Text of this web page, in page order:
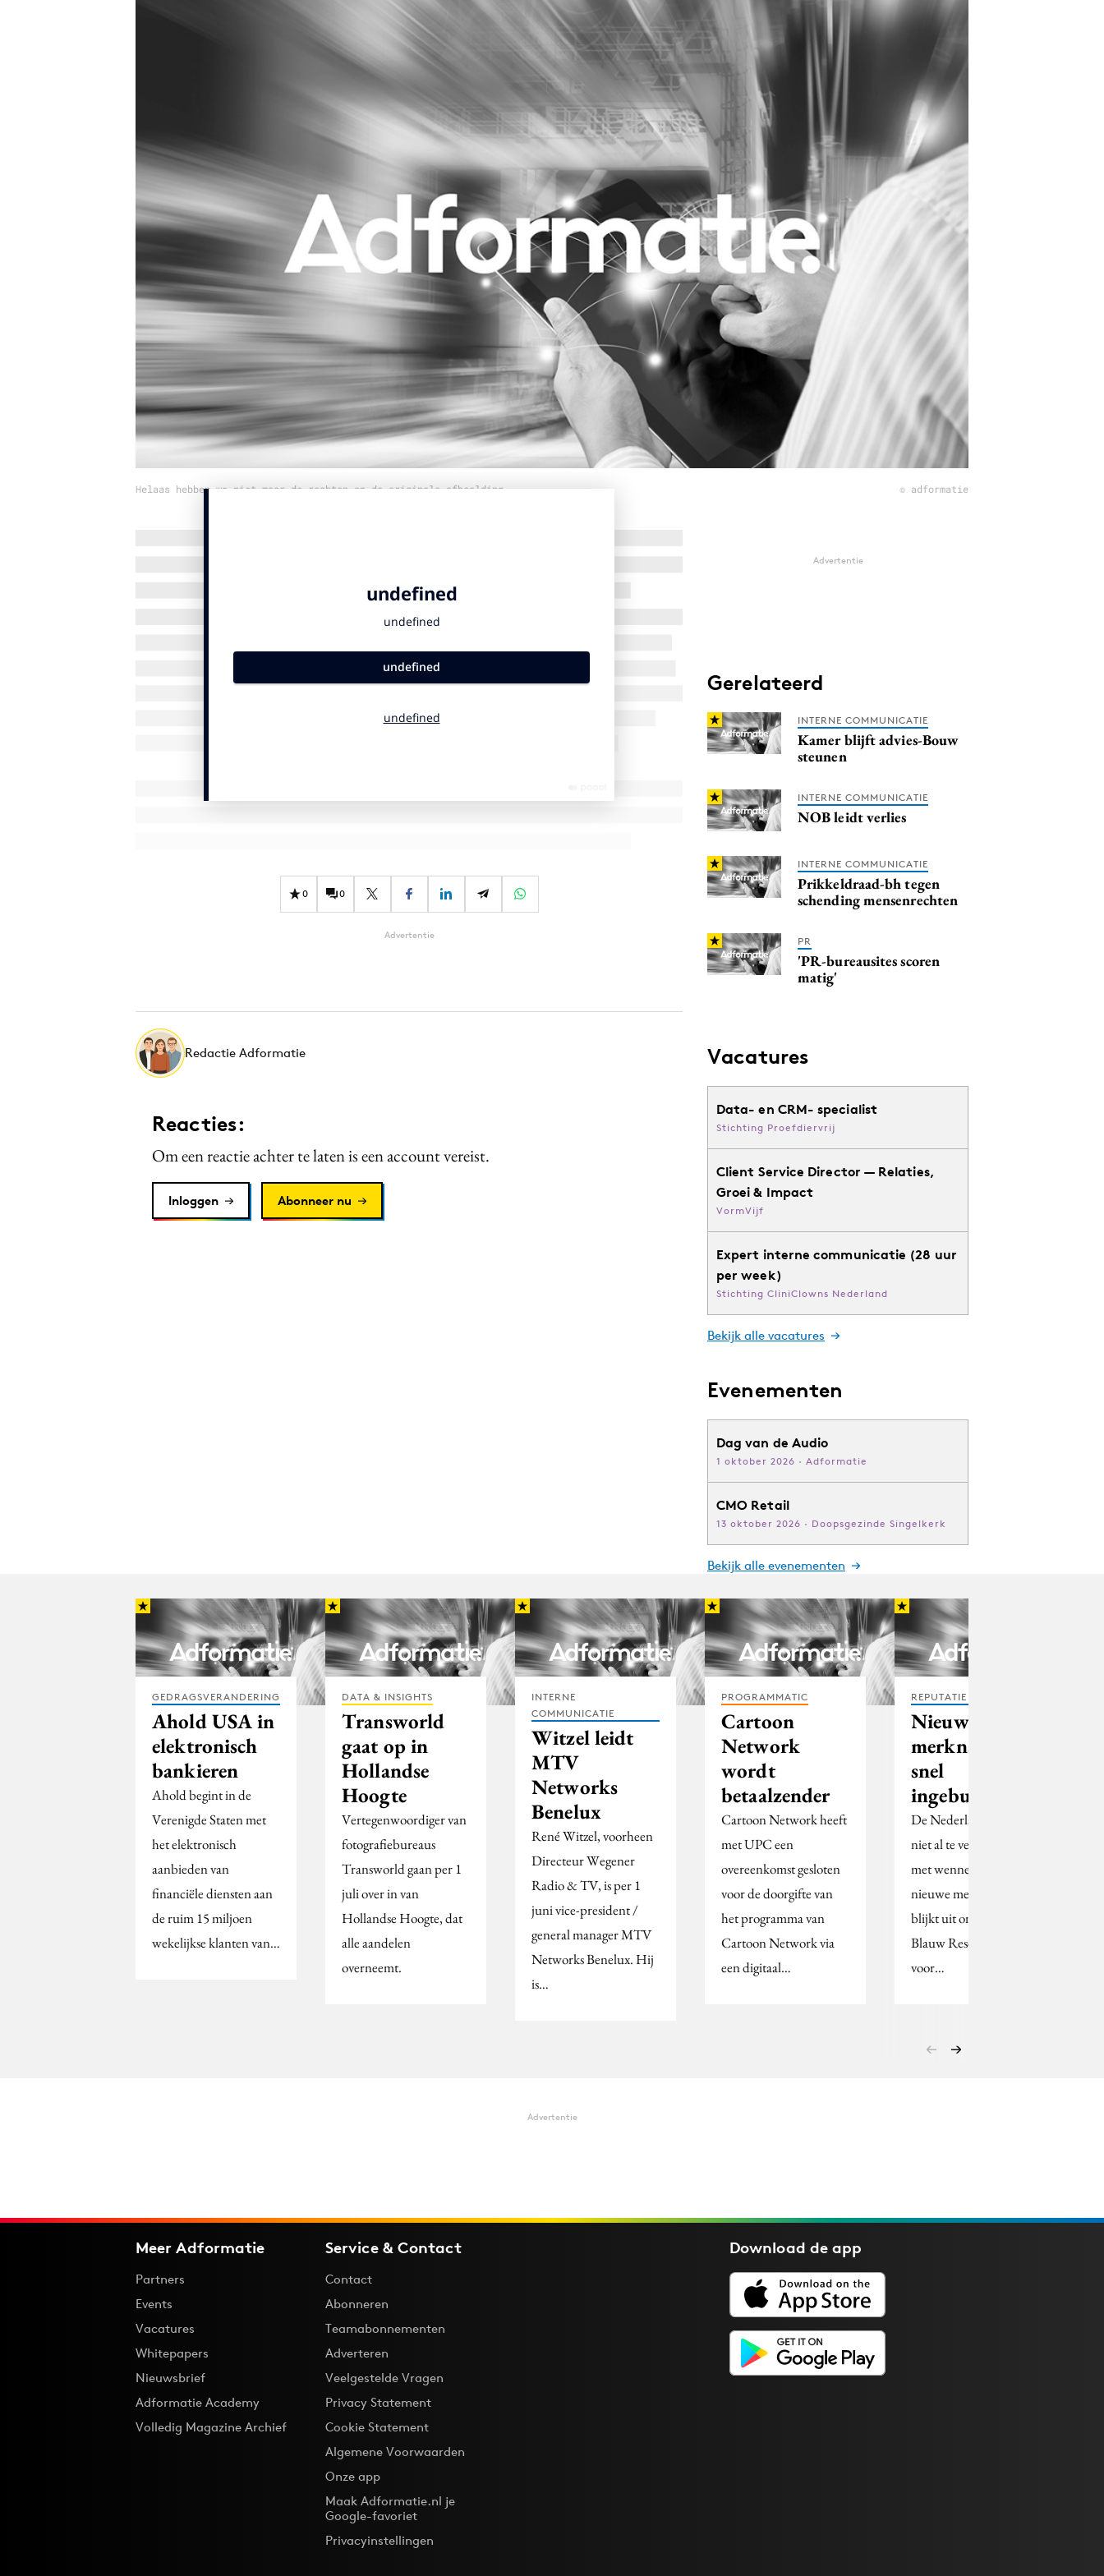
Influencer marketing
Interne communicatie
Purpose Marketing
Reputatie & crisis
Helaas hebben we niet meer de rechten op de originele afbeelding © adformatie
0 0
Advertentie
Redactie Adformatie
Reacties:
Om een reactie achter te laten is een account vereist.
Inloggen Abonneer nu
Advertentie
Gerelateerd
INTERNE COMMUNICATIE
Kamer blijft advies-Bouw
steunen
INTERNE COMMUNICATIE
NOB leidt verlies
INTERNE COMMUNICATIE
Prikkeldraad-bh tegen
schending mensenrechten
PR
'PR-bureausites scoren
matig'
Vacatures
Data- en CRM- specialist
Stichting Proefdiervrij
Client Service Director — Relaties,
Groei & Impact
VormVijf
Expert interne communicatie (28 uur
per week)
Stichting CliniClowns Nederland
Bekijk alle vacatures
Evenementen
Dag van de Audio
1 oktober 2026 · Adformatie
CMO Retail
13 oktober 2026 · Doopsgezinde Singelkerk
Bekijk alle evenementen
GEDRAGSVERANDERING
Ahold USA in
elektronisch
bankieren
Ahold begint in de
Verenigde Staten met
het elektronisch
aanbieden van
financiële diensten aan
de ruim 15 miljoen
wekelijkse klanten van…
DATA & INSIGHTS
Transworld
gaat op in
Hollandse
Hoogte
Vertegenwoordiger van
fotografiebureaus
Transworld gaan per 1
juli over in van
Hollandse Hoogte, dat
alle aandelen
overneemt.
INTERNE
COMMUNICATIE
Witzel leidt
MTV
Networks
Benelux
René Witzel, voorheen
Directeur Wegener
Radio & TV, is per 1
juni vice-president /
general manager MTV
Networks Benelux. Hij
is…
PROGRAMMATIC
Cartoon
Network
wordt
betaalzender
Cartoon Network heeft
met UPC een
overeenkomst gesloten
voor de doorgifte van
het programma van
Cartoon Network via
een digitaal…
REPUTATIE & CRISIS
Nieuwe
merknaam
snel
ingeburgerd
De Nederlander heeft
niet al te veel moeite
met wennen aan een
nieuwe merknaam. Dat
blijkt uit onderzoek dat
Blauw Research deed
voor…
Advertentie
Meer Adformatie
Partners
Events
Vacatures
Whitepapers
Nieuwsbrief
Adformatie Academy
Volledig Magazine Archief
Service & Contact
Contact
Abonneren
Teamabonnementen
Adverteren
Veelgestelde Vragen
Privacy Statement
Cookie Statement
Algemene Voorwaarden
Onze app
Maak Adformatie.nl je
Google-favoriet
Privacyinstellingen
Download deapp